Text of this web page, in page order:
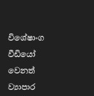
විශේෂාංග
වීඩියෝ
වෙනත්
ව්‍යාපාර